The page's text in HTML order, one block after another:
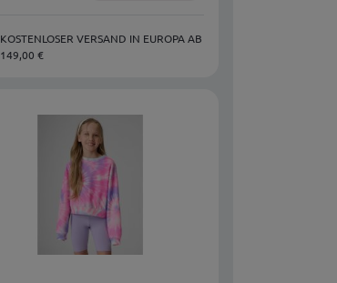
KOSTENLOSER VERSAND IN EUROPA AB
149,00 €